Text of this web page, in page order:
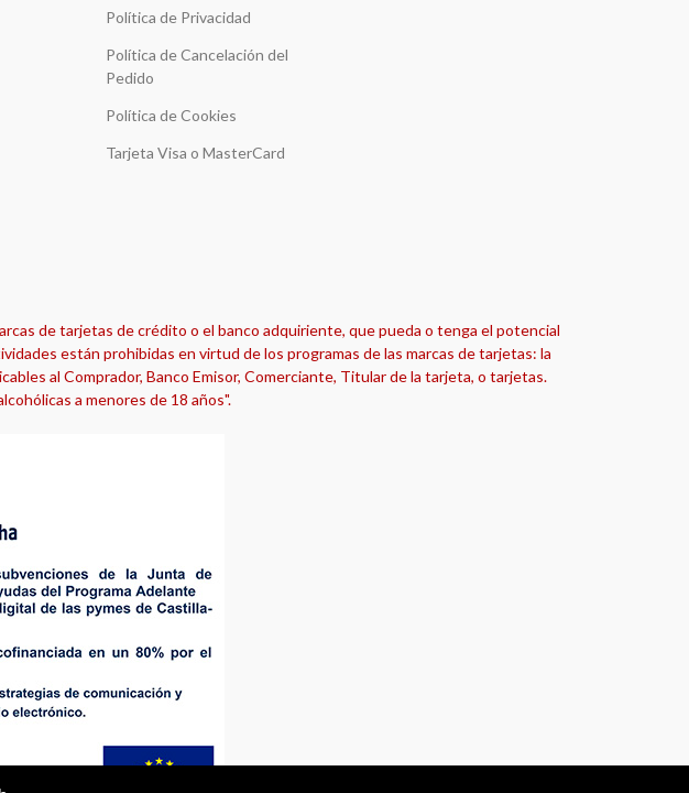
Política de Privacidad
Política de Cancelación del
Pedido
Política de Cookies
Tarjeta Visa o MasterCard
de tarjetas de crédito o el banco adquiriente, que pueda o tenga el potencial
están prohibidas en virtud de los programas de las marcas de tarjetas: la
al Comprador, Banco Emisor, Comerciante, Titular de la tarjeta, o tarjetas.
a menores de 18 años".